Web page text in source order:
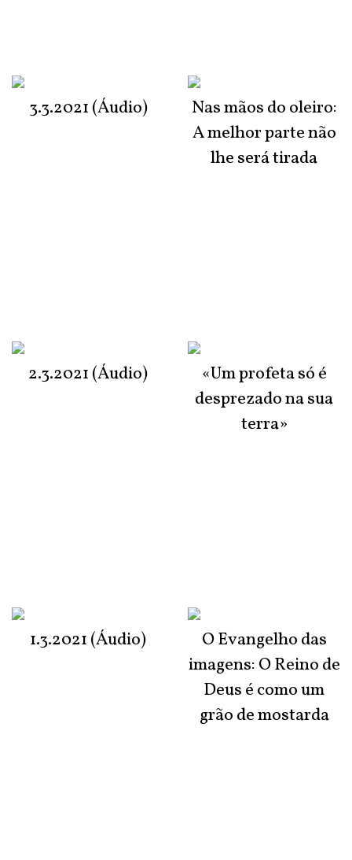
3.3.2021 (Áudio)
2.3.2021 (Áudio)
1.3.2021 (Áudio)
Nas mãos do oleiro:
A melhor parte não
lhe será tirada
«Um profeta só é
desprezado na sua
terra»
O Evangelho das
imagens: O Reino de
Deus é como um
grão de mostarda